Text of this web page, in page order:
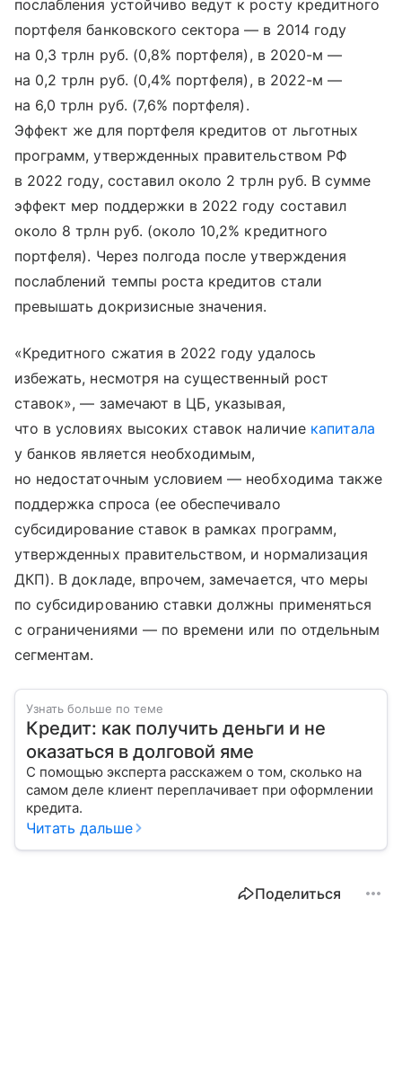
послабления устойчиво ведут к росту кредитного
портфеля банковского сектора — в 2014 году
на 0,3 трлн руб. (0,8% портфеля), в 2020-м —
на 0,2 трлн руб. (0,4% портфеля), в 2022-м —
на 6,0 трлн руб. (7,6% портфеля).
Эффект же для портфеля кредитов от льготных
программ, утвержденных правительством РФ
в 2022 году, составил около 2 трлн руб. В сумме
эффект мер поддержки в 2022 году составил
около 8 трлн руб. (около 10,2% кредитного
портфеля). Через полгода после утверждения
послаблений темпы роста кредитов стали
превышать докризисные значения.
«Кредитного сжатия в 2022 году удалось
избежать, несмотря на существенный рост
ставок», — замечают в ЦБ, указывая,
что в условиях высоких ставок наличие капитала
у банков является необходимым,
но недостаточным условием — необходима также
поддержка спроса (ее обеспечивало
субсидирование ставок в рамках программ,
утвержденных правительством, и нормализация
ДКП). В докладе, впрочем, замечается, что меры
по субсидированию ставки должны применяться
с ограничениями — по времени или по отдельным
сегментам.
Узнать больше по теме
Кредит: как получить деньги и не
оказаться в долговой яме
С помощью эксперта расскажем о том, сколько на
самом деле клиент переплачивает при оформлении
кредита.
Читать дальше
Поделиться